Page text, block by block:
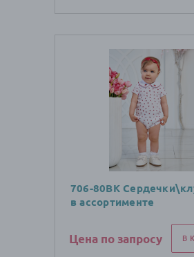
706-80ВК
в ассортименте
Цена по запросу В